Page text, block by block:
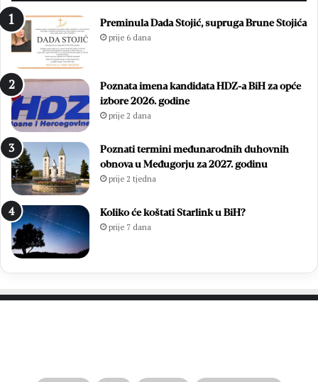
Preminula Dada Stojić, supruga Brune Stojića
prije 6 dana
Poznata imena kandidata HDZ-a BiH za opće
izbore 2026. godine
prije 2 dana
Poznati termini međunarodnih duhovnih
obnova u Međugorju za 2027. godinu
prije 2 tjedna
Koliko će koštati Starlink u BiH?
prije 7 dana